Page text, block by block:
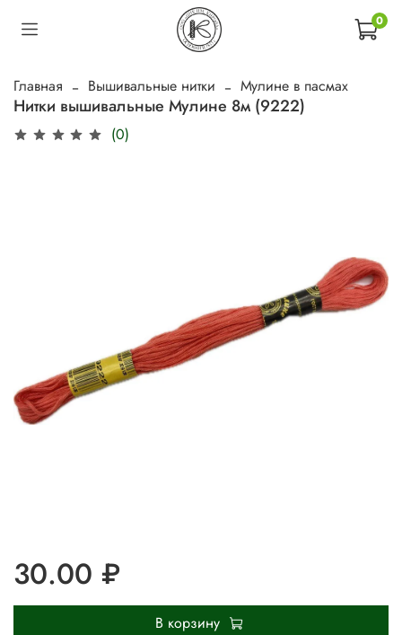
0
Главная Вышивальные нитки Мулине в пасмах
Нитки вышивальные Мулине 8м (9222)
(0)
30.00 ₽
В корзину